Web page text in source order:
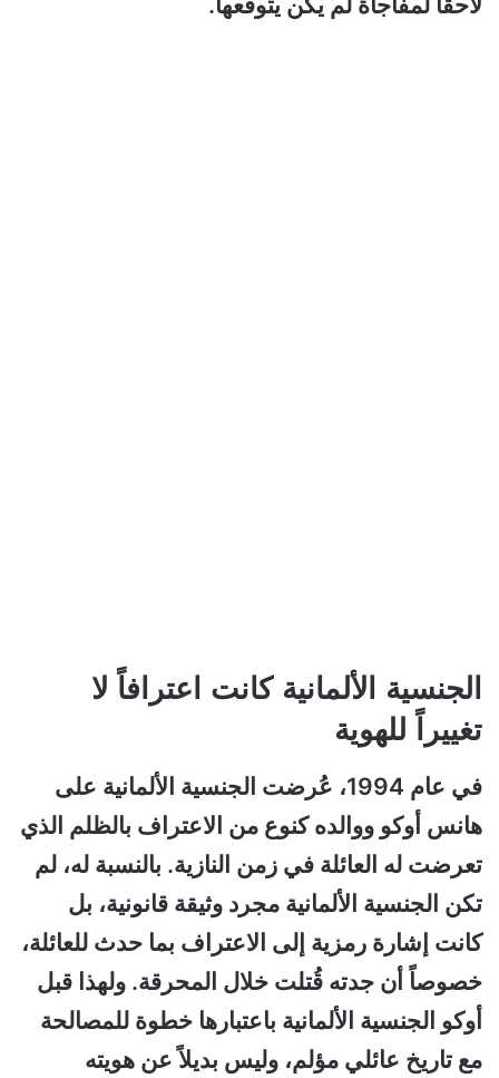
الجنسية الألمانية كانت اعترافاً لا
تغييراً للهوية
في عام 1994، عُرضت الجنسية الألمانية على
هانس أوكو ووالده كنوع من الاعتراف بالظلم الذي
تعرضت له العائلة في زمن النازية. بالنسبة له، لم
تكن الجنسية الألمانية مجرد وثيقة قانونية، بل
كانت إشارة رمزية إلى الاعتراف بما حدث للعائلة،
خصوصاً أن جدته قُتلت خلال المحرقة. ولهذا قبل
أوكو الجنسية الألمانية باعتبارها خطوة للمصالحة
مع تاريخ عائلي مؤلم، وليس بديلاً عن هويته